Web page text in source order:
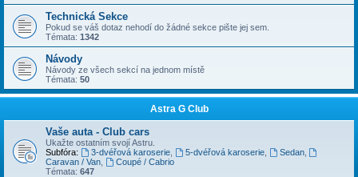
Technická Sekce
Pokud se váš dotaz nehodí do žádné sekce pište jej sem.
Témata: 1342
Návody
Návody ze všech sekcí na jednom místě
Témata: 50
Astra G Club
Vaše auta - Club cars
Ukažte ostatním svojí Astru.
Subfóra:
3-dvéřová karoserie, 5-dvéřová karoserie, Sedan,
Caravan / Van
Coupé / Cabrio
Témata: 647